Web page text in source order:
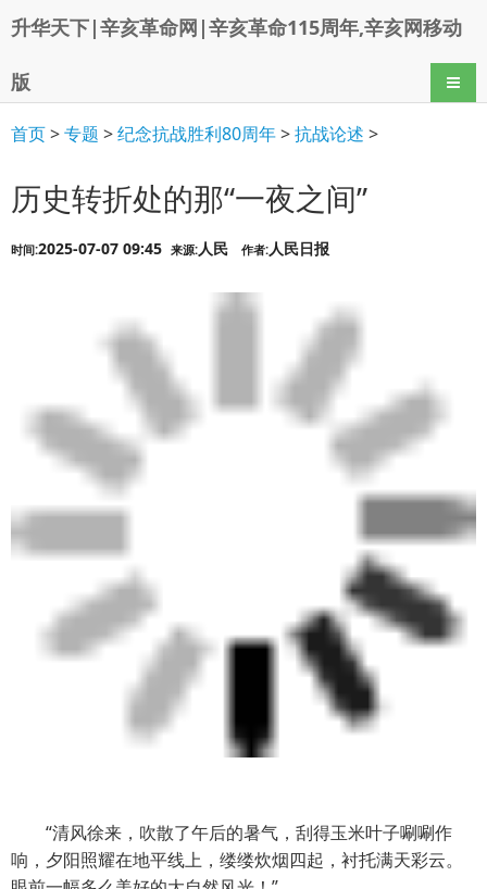
升华天下|辛亥革命网|辛亥革命115周年,辛亥网移动
版 导航
首页>专题 >纪念抗战胜利80周年>抗战论述 >
历史转折处的那“一夜之间”
时间:2025-07-07 09:45 来源: 人民 作者: 人民日报
“清风徐来，吹散了午后的暑气，刮得玉米叶子唰唰作
响，夕阳照耀在地平线上，缕缕炊烟四起，衬托满天彩云。